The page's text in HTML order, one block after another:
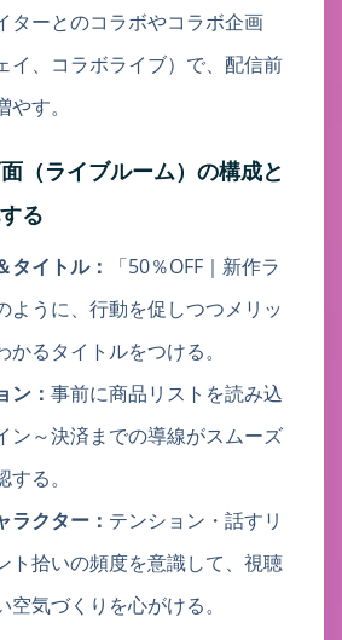
ターとのコラボやコラボ企画
イ、コラボライブ）で、配信前
す。
（ライブルーム）の構成と
る
タイトル：
「50％OFF｜新作ラ
ように、行動を促しつつメリッ
かるタイトルをつける。
ン： 事前に商品リストを読み込
ン～決済までの導線がスムーズ
る。
ラクター： テンション・話すリ
ト拾いの頻度を意識して、視聴
空気づくりを心がける。